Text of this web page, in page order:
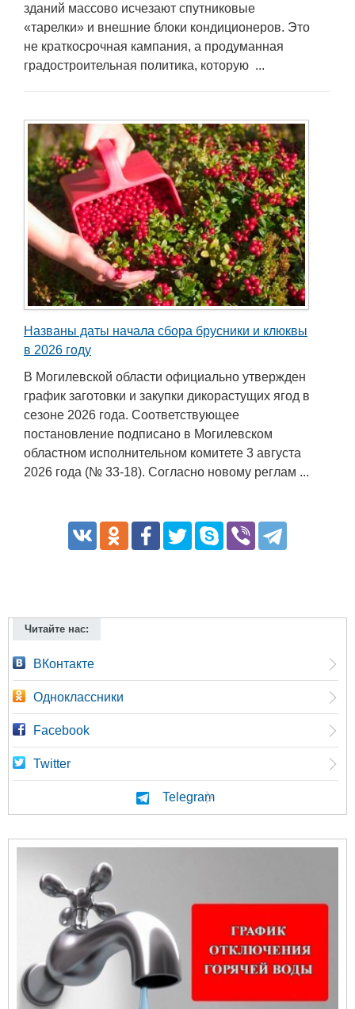
зданий массово исчезают спутниковые
«тарелки» и внешние блоки кондиционеров. Это
не краткосрочная кампания, а продуманная
градостроительная политика, которую ...
Названы даты начала сбора брусники и клюквы
в 2026 году
В Могилевской области официально утвержден
график заготовки и закупки дикорастущих ягод в
сезоне 2026 года. Соответствующее
постановление подписано в Могилевском
областном исполнительном комитете 3 августа
2026 года (№ 33-18). Согласно новому реглам ...
Читайте нас:
ВКонтакте
Одноклассники
Facebook
Twitter
Telegram